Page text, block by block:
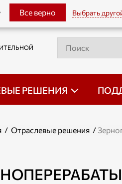
Все верно Выбрать
Оставить
РЕШЕНИЯ
/ Отраслевые решения /